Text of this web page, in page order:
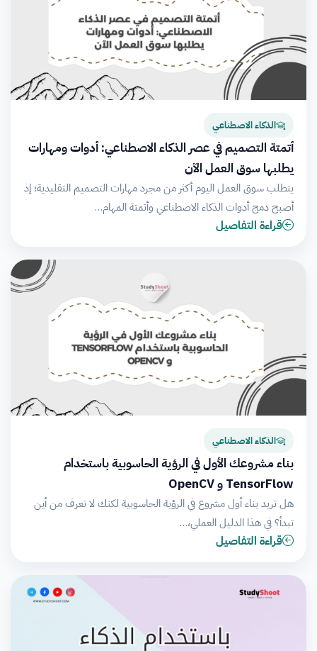
الذكاء الاصطناعي
أتمتة التصميم في عصر الذكاء الاصطناعي: أدوات ومهارات
يطلبها سوق العمل الآن
يتطلب سوق العمل اليوم أكثر من مجرد مهارات التصميم التقليدية؛ إذ
أصبح دمج أدوات الذكاء الاصطناعي وأتمتة المهام…
قراءة التفاصيل
الذكاء الاصطناعي
بناء مشروعك الأول في الرؤية الحاسوبية باستخدام
TensorFlow و OpenCV
هل تريد بناء أول مشروع في الرؤية الحاسوبية لكنك لا تعرف من أين
تبدأ؟ في هذا الدليل العملي،…
قراءة التفاصيل